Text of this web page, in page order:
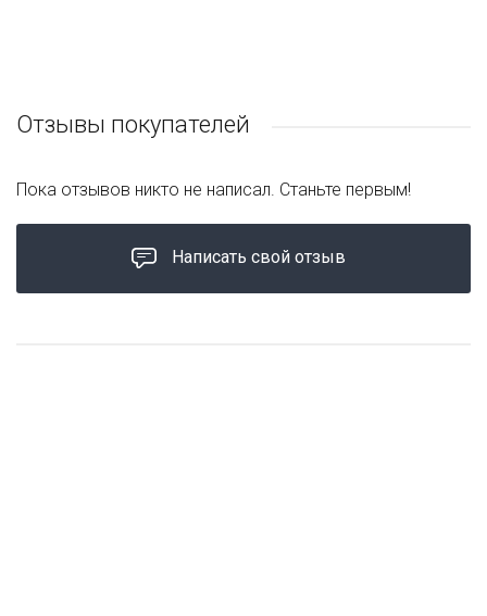
Отзывы покупателей
Написать свой отзыв
Пока отзывов никто не написал. Станьте первым!